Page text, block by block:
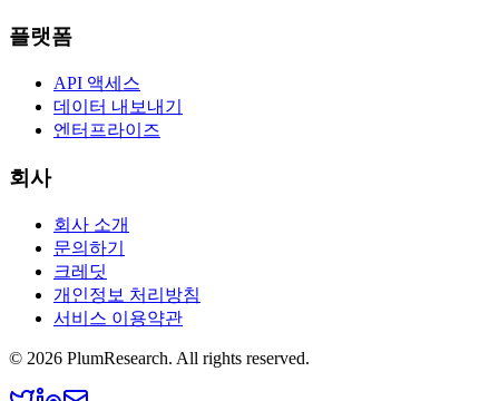
플랫폼
API 액세스
데이터 내보내기
엔터프라이즈
회사
회사 소개
문의하기
크레딧
개인정보 처리방침
서비스 이용약관
© 2026 PlumResearch. All rights reserved.